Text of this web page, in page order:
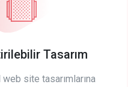
Tasarım
site tasarımlarına